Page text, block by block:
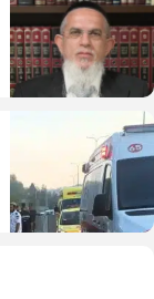
וידאו
וידאו